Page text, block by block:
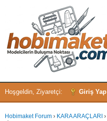
Hoşgeldin, Ziyaretçi: Giriş Yap
Hobimaket Forum › KARA ARAÇLARI ›